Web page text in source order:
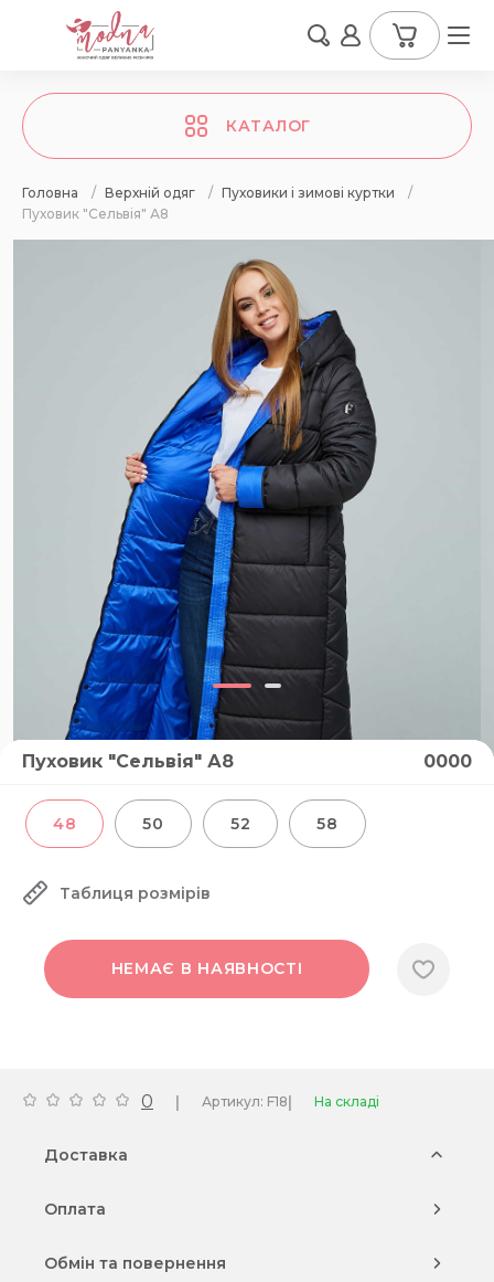
КАТАЛОГ
Головна / Верхній одяг / Пуховики і зимові куртки
/
Пуховик "Сельвія" А8
Пуховик "Сельвія" А8 0000
48 50 52 58
Таблиця розмірів
НЕМАЄ В НАЯВНОСТІ
0 | Артикул: F18| На складі
Доставка
Оплата
Обмін та повернення